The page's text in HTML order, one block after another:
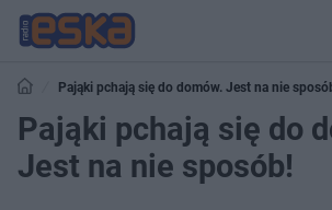
Pająki pchają się do domów. Jest na nie
Pająki pchają się do
Jest na nie sposób!